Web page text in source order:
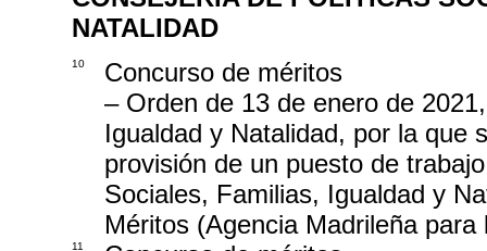
NATALIDAD
10
Concurso de méritos
– Orden de 13 de enero de
Igualdad y Natalidad, por la que
provisión de un puesto de
Sociales, Familias, Igualdad y
Méritos (Agencia Madrileña
11